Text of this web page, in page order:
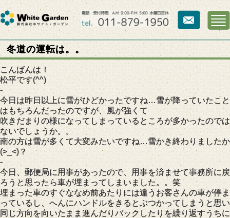
冬道の運転は。。
こんばんは！
松平です(^^)
-
今日は昨日以上に雪がひどかったですね…雪が降っていたこと
はもちろんだったのですが、風が強くて
吹きだまりの様になってしまっているところが多かったのでは
ないでしょうか。。
南の方は雪が多くて大変みたいですね…雪かき終わりましたか
(>_<)？
-
今日、郵便局に用事があったので、用事を済ませて事務所に戻
ろうと思ったら車が埋まってしまいました。。笑
埋まった車のすぐななめ前あたりには違うお客さんの車が停ま
っているし、へんにハンドルをきるとぶつかってしまうと思い
同じ方向を向いたまま進んだりバックしたりを繰り返すうちに